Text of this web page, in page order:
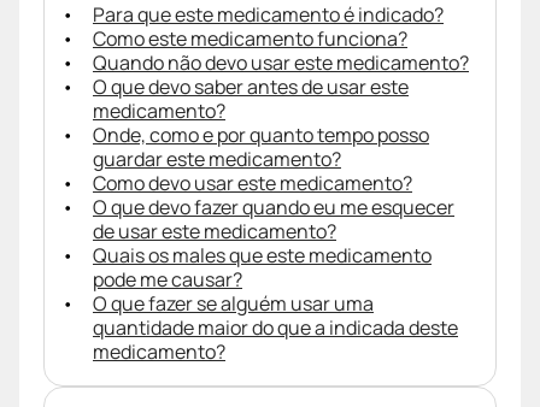
Para que este medicamento é indicado?
Como este medicamento funciona?
Quando não devo usar este medicamento?
O que devo saber antes de usar este
medicamento?
Onde, como e por quanto tempo posso
guardar este medicamento?
Como devo usar este medicamento?
O que devo fazer quando eu me esquecer
de usar este medicamento?
Quais os males que este medicamento
pode me causar?
O que fazer se alguém usar uma
quantidade maior do que a indicada deste
medicamento?